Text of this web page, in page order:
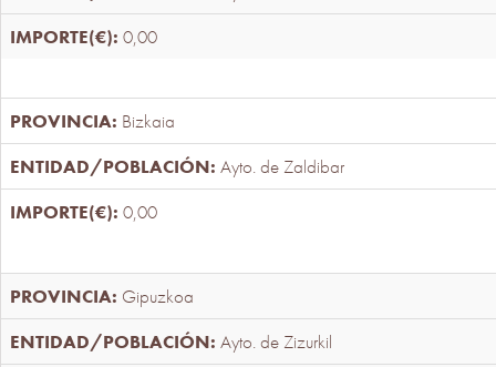
0,00
Bizkaia
Ayto. de Zaldibar
0,00
Gipuzkoa
Ayto. de Zizurkil